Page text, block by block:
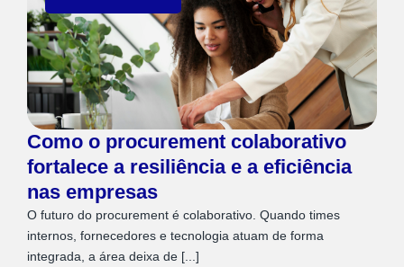
Como o procurement colaborativo
fortalece a resiliência e a eficiência
nas empresas
O futuro do procurement é colaborativo. Quando times
internos, fornecedores e tecnologia atuam de forma
integrada, a área deixa de [...]